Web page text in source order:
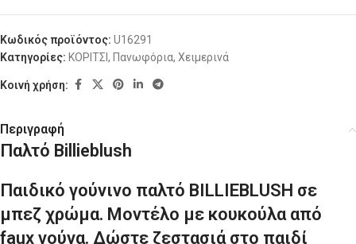
Κωδικός προϊόντος: U16291
Κατηγορίες: ΚΟΡΙΤΣΙ , Πανωφόρια, Χειμερινά
Κοινή χρήση:
Περιγραφή
Παλτό Billieblush
Παιδικό γούνινο παλτό BILLIEBLUSH σε
μπεζ χρώμα. Μοντέλο με κουκούλα από
faux γούνα. Δώστε ζεστασιά στο παιδί